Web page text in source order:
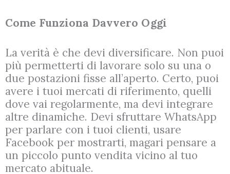
Come Funziona Davvero Oggi
La verità è che devi diversificare. Non puoi
più permetterti di lavorare solo su una o
due postazioni fisse all’aperto. Certo, puoi
avere i tuoi mercati di riferimento, quelli
dove vai regolarmente, ma devi integrare
altre dinamiche. Devi sfruttare WhatsApp
per parlare con i tuoi clienti, usare
Facebook per mostrarti, magari pensare a
un piccolo punto vendita vicino al tuo
mercato abituale.